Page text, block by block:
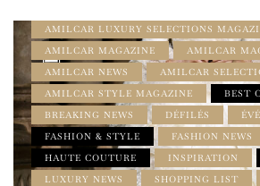
AMILCAR LUXURY SELECTIONS
AMILCAR MAGAZINE
AMILCAR
AMILCAR NEWS
AMILCAR
AMILCAR STYLE MAGAZINE
BEST
BREAKING NEWS
DÉFILÉS
FASHION & STYLE
FASHION NEWS
HAUTE COUTURE
INSPIRATION
LUXURY NEWS
SHOPPING LIST